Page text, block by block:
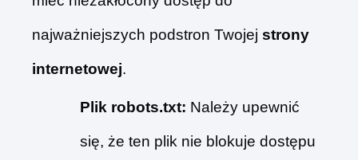
najważniejszych podstron Twojej strony
internetowej.
Plik robots.txt: Należy upewnić
się, że ten plik nie blokuje dostępu